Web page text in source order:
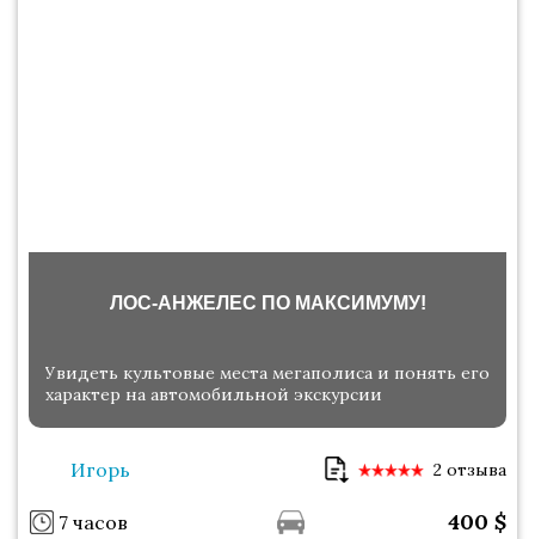
ЛОС-АНЖЕЛЕС ПО МАКСИМУМУ!
Увидеть культовые места мегаполиса и понять его
характер на автомобильной экскурсии
Игорь 2 отзыва
7 часов 400 $